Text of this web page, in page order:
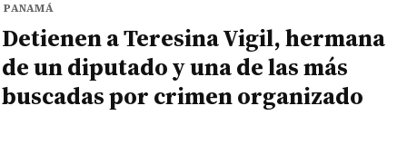
PANAMÁ
Detienen a Teresina Vigil, hermana
de un diputado y una de las más
buscadas por crimen organizado